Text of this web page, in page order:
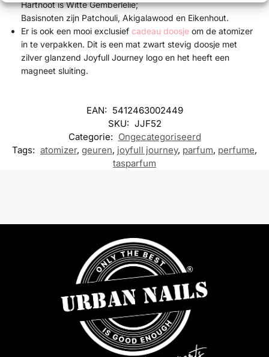
Hartnoot is Witte Gemberlelie;
Basisnoten zijn Patchouli, Akigalawood en Eikenhout.
Er is ook een mooi exclusief cadeau doosje om de atomizer
in te verpakken. Dit is een mat zwart stevig doosje met
zilver glanzend Joyfull Journey logo en het heeft een
magneet sluiting.
EAN: 5412463002449
SKU: JJF52
Categorie: Ongecategoriseerd
Tags: atomizer, geuren, joyfull journey, parfum, perfume,
tasparfum